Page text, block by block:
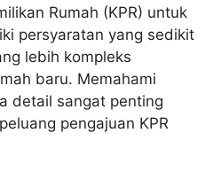
Rumah (KPR) untuk
persyaratan yang sedikit
lebih kompleks
baru. Memahami
detail sangat penting
pengajuan KPR